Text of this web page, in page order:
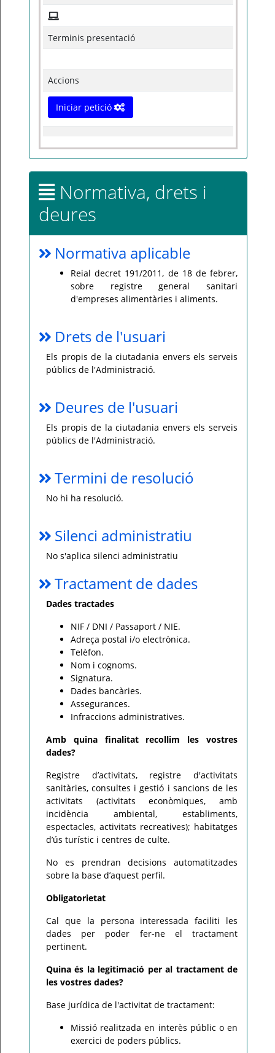
Terminis presentació
Accions
Iniciar petició
Normativa, drets i
deures
Normativa aplicable
Reial decret 191/2011, de 18 de febrer,
sobre registre general sanitari
d'empreses alimentàries i aliments.
Drets de l'usuari
Els propis de la ciutadania envers els serveis
públics de l'Administració.
Deures de l'usuari
Els propis de la ciutadania envers els serveis
públics de l'Administració.
Termini de resolució
No hi ha resolució.
Silenci administratiu
No s'aplica silenci administratiu
Tractament de dades
Dades tractades
NIF / DNI / Passaport / NIE.
Adreça postal i/o electrònica.
Telèfon.
Nom i cognoms.
Signatura.
Dades bancàries.
Assegurances.
Infraccions administratives.
Amb quina finalitat recollim les vostres
dades?
Registre d’activitats, registre d'activitats
sanitàries, consultes i gestió i sancions de les
activitats (activitats econòmiques, amb
incidència ambiental, establiments,
espectacles, activitats recreatives); habitatges
d’ús turístic i centres de culte.
No es prendran decisions automatitzades
sobre la base d’aquest perfil.
Obligatorietat
Cal que la persona interessada faciliti les
dades per poder fer-ne el tractament
pertinent.
Quina és la legitimació per al tractament de
les vostres dades?
Base jurídica de l'activitat de tractament:
Missió realitzada en interès públic o en
exercici de poders públics.